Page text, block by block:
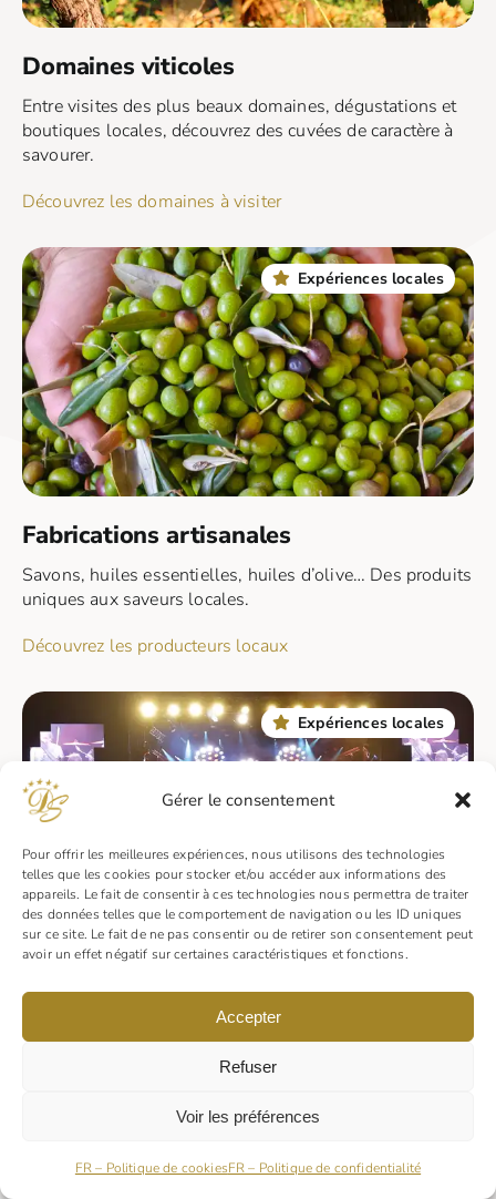
Gérer le consentement
Pour offrir les meilleures expériences, nous utilisons des technologies
telles que les cookies pour stocker et/ou accéder aux informations des
appareils. Le fait de consentir à ces technologies nous permettra de traiter
des données telles que le comportement de navigation ou les ID uniques
sur ce site. Le fait de ne pas consentir ou de retirer son consentement peut
avoir un effet négatif sur certaines caractéristiques et fonctions.
Accepter
Refuser
Voir les préférences
FR – Politique de cookiesFR – Politique de confidentialité
CAMPING 5 ÉTOILES ESPACE BIEN-ÊTRE
Domaines viticoles
Entre visites des plus beaux domaines, dégustations et
boutiques locales, découvrez des cuvées de caractère à
savourer.
Découvrez les domaines à visiter
Expériences locales
Fabrications artisanales
Savons, huiles essentielles, huiles d’olive… Des produits
uniques aux saveurs locales.
Découvrez les producteurs locaux
Expériences locales
Festivals et fêtes traditionnelles qui animent l’Ardèche
toute l’année.
Expériences locales